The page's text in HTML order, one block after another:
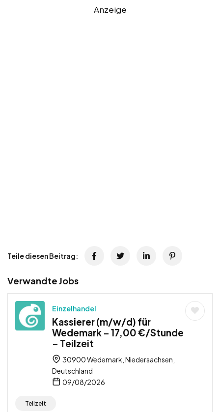
Anzeige
Teile diesen Beitrag:
Verwandte Jobs
Einzelhandel
Kassierer (m/w/d) für
Wedemark – 17,00 €/Stunde
– Teilzeit
30900 Wedemark, Niedersachsen,
Deutschland
09/08/2026
Teilzeit